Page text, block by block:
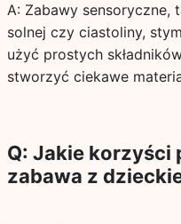
A: Zabawy sensoryczne,
solnej czy ciastoliny,
użyć prostych
stworzyć ciekawe
Q: Jakie korzyści
zabawa z